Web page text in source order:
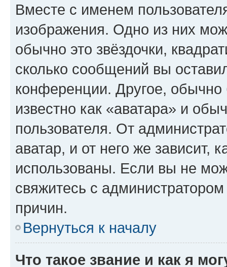
Вместе с именем
изображения. Одно из них
обычно это звёздочки,
сколько сообщений вы
конференции. Другое,
известно как «аватара» и
пользователя. От
аватар, и от него же зависит,
использованы. Если вы не
свяжитесь с
причин.
Вернуться к началу
Что такое звание и как я